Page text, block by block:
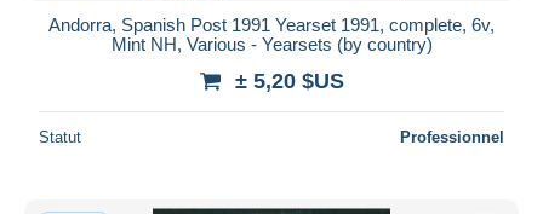
Andorra, Spanish Post 1991 Yearset 1991, complete, 6v,
Mint NH, Various - Yearsets (by country)
± 5,20 $US
Statut Professionnel